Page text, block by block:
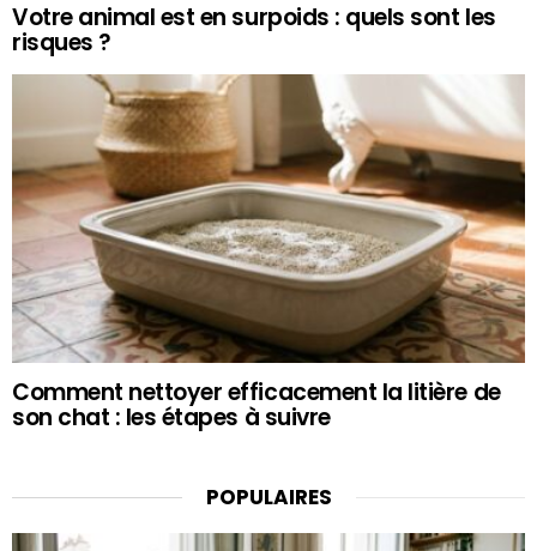
Votre animal est en surpoids : quels sont les
risques ?
Comment nettoyer efficacement la litière de
son chat : les étapes à suivre
POPULAIRES